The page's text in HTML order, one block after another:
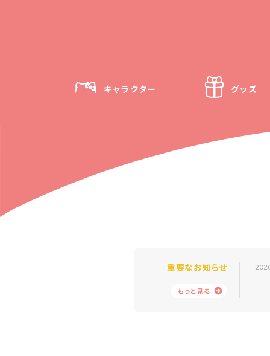
キャラクター グッズ
重要なお知らせ
もっと見る